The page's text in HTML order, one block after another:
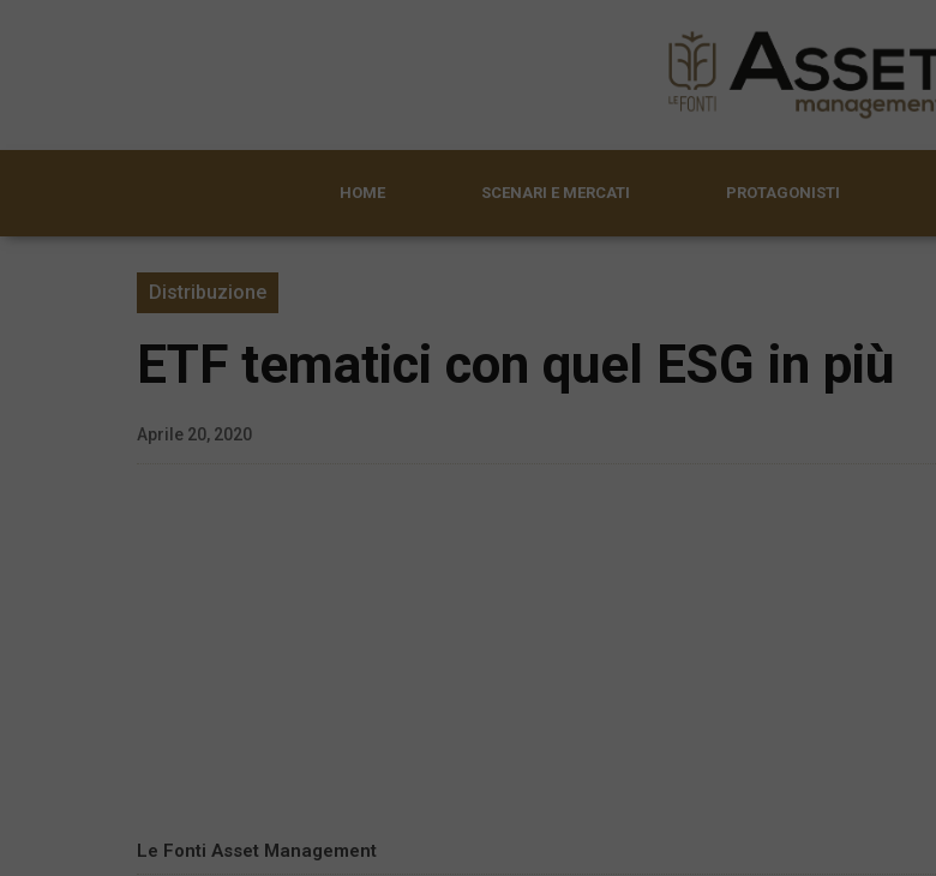
HOME SCENARI E MERCATI PROTAGONISTI
Distribuzione
ETF tematici con quel ESG in più
Aprile 20, 2020
Le Fonti Asset Management